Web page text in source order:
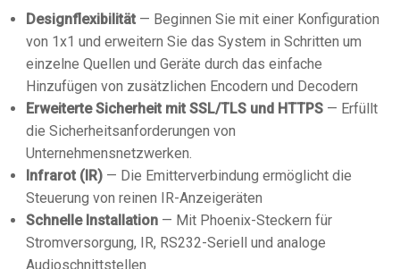
Designflexibilität — Beginnen Sie mit einer Konfiguration
von 1x1 und erweitern Sie das System in Schritten um
einzelne Quellen und Geräte durch das einfache
Hinzufügen von zusätzlichen Encodern und Decodern
Erweiterte Sicherheit mit SSL/TLS und HTTPS — Erfüllt
die Sicherheitsanforderungen von
Unternehmensnetzwerken.
Infrarot (IR) — Die Emitterverbindung ermöglicht die
Steuerung von reinen IR-Anzeigeräten
Schnelle Installation — Mit Phoenix-Steckern für
Stromversorgung, IR, RS232-Seriell und analoge
Audioschnittstellen